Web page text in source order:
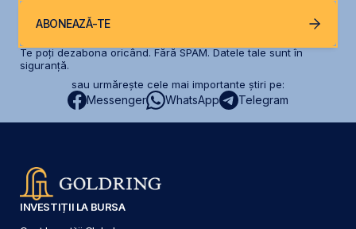
ABONEAZĂ-TE
Te poți dezabona oricând. Fără SPAM. Datele tale sunt în
siguranță.
sau urmărește cele mai importante știri pe:
Messenger WhatsApp Telegram
INVESTIȚII LA BURSA